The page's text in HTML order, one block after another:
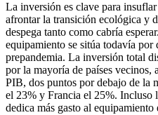
La inversión es clave para
afrontar la transición ecológica y
despega tanto como cabría
equipamiento se sitúa todavía por
prepandemia. La inversión total
por la mayoría de países vecinos,
PIB, dos puntos por debajo de la
el 23% y Francia el 25%. Incluso
dedica más gasto al